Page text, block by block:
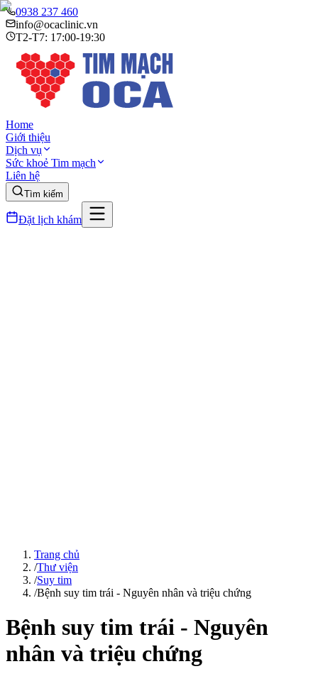
0938 237 460
info@ocaclinic.vn
T2-T7: 17:00-19:30
Home
Giới thiệu
Dịch vụ
Sức khoẻ Tim mạch
Liên hệ
Tìm kiếm
Đặt lịch khám
Trang chủ
/Thư viện
/Suy tim
/Bệnh suy tim trái - Nguyên nhân và triệu chứng
Bệnh suy tim trái - Nguyên
nhân và triệu chứng